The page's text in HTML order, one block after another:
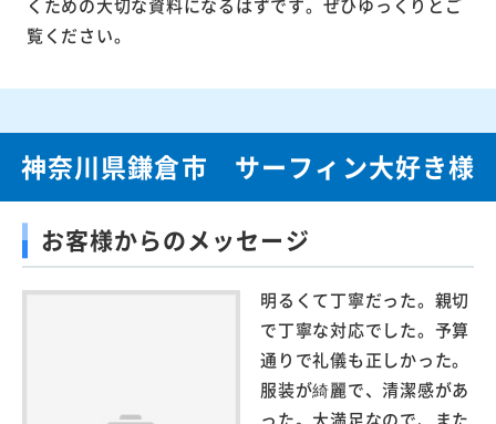
覧ください。
神奈川県鎌倉市 サーフィン大好き様
お客様からのメッセージ
明るくて丁寧だった。親切
で丁寧な対応でした。予算
通りで礼儀も正しかった。
服装が綺麗で、清潔感があ
った。大満足なので、また